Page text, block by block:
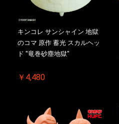
キンコレ サンシャイン 地獄
のコマ 原作 蓄光 スカルヘッ
ド "竜巻砂塵地獄"
￥4,480